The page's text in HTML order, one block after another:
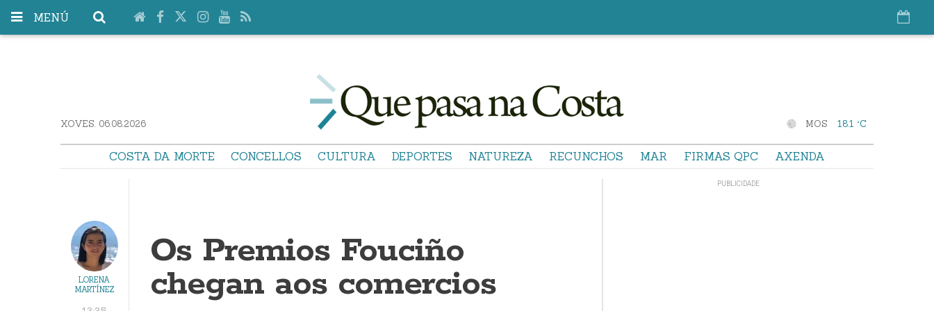
MENÚ
XOVES. 06.08.2026 MOS 18.1 °C
COSTA DA MORTE CONCELLOS CULTURA DEPORTES NATUREZA RECUNCHOS MAR FIRMAS QPC AXENDA
LORENA
MARTÍNEZ
Os Premios Fouciño
chegan aos comercios